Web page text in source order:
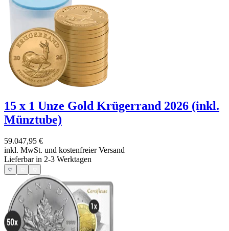
15 x 1 Unze Gold Krügerrand 2026 (inkl.
Münztube)
59.047,95 €
inkl. MwSt. und kostenfreier Versand
Lieferbar in 2-3 Werktagen